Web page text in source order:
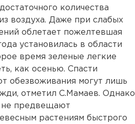
количества
воздуха. Даже при слабых
облетает пожелтевшая
установилась в области
время зеленые легкие
как осенью. Спасти
обезвоживания могут лишь
отметил С.Мамаев. Однако
не предвещают
растениям быстрого